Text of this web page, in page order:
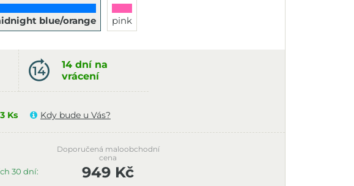
blue/orange
pink
14 dní na
vrácení
3 Ks Kdy bude u Vás?
30 dní:
Doporučená maloobchodní
cena
949 Kč